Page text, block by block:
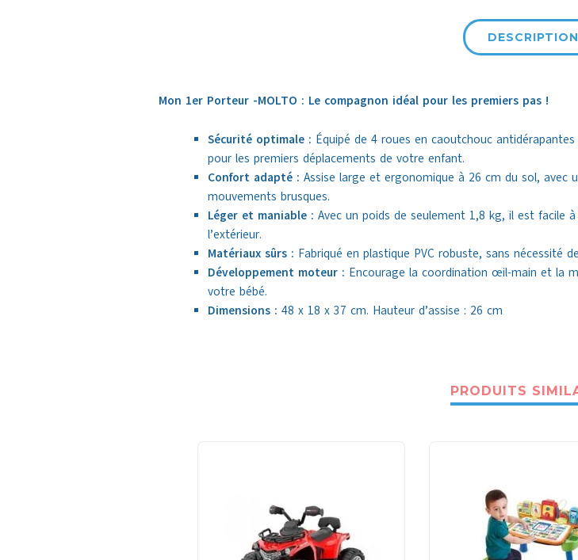
DESCRIPTION
Mon 1er Porteur -MOLTO : Le compagnon idéal pour les premiers pas !
Sécurité optimale : Équipé de 4 roues en caoutchouc
pour les premiers déplacements de votre enfant.
Confort adapté : Assise large et ergonomique à 26 cm du sol,
mouvements brusques.
Léger et maniable : Avec un poids de seulement 1,8 kg, il est facile
l’extérieur.
Matériaux sûrs : Fabriqué en plastique PVC robuste, sans nécessité
Développement moteur : Encourage la coordination œil-main et la
votre bébé.
Dimensions : 48 x 18 x 37 cm. Hauteur d’assise : 26 cm
PRODUITS